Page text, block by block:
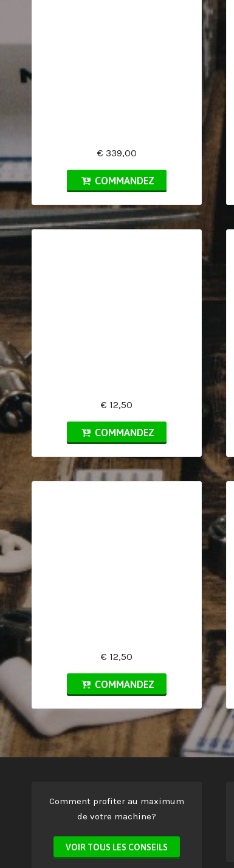
€ 339,00
COMMANDEZ
€ 12,50
COMMANDEZ
€ 12,50
COMMANDEZ
Comment profiter au maximum
de votre machine?
VOIR TOUS LES CONSEILS